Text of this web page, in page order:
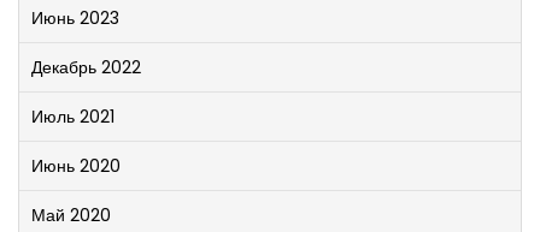
Июнь 2023
Декабрь 2022
Июль 2021
Июнь 2020
Май 2020